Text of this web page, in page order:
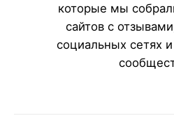
которые мы
сайтов с
социальных сетях